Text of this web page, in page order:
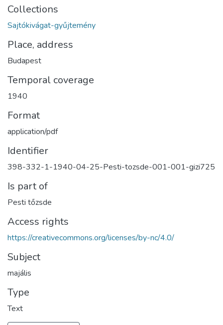
Collections
Sajtókivágat-gyűjtemény
Place, address
Budapest
Temporal coverage
1940
Format
application/pdf
Identifier
398-332-1-1940-04-25-Pesti-tozsde-001-001-gizi725
Is part of
Pesti tőzsde
Access rights
https://creativecommons.org/licenses/by-nc/4.0/
Subject
majális
Type
Text